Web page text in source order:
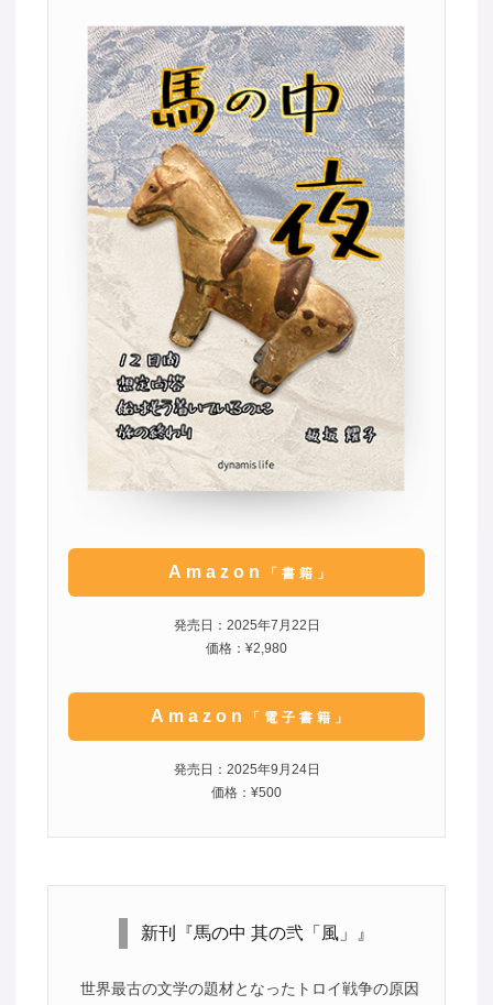
Amazon 「書籍」
発売日：2025年7月22日
価格：¥2,980
Amazon 「電子書籍」
発売日：2025年9月24日
価格：¥500
新刊『馬の中 其の弐「風」』
世界最古の文学の題材となったトロイ戦争の原因